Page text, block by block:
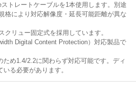
トレートケーブルを1本使用します。別途
格により対応解像度・延長可能距離が異な
クリュー固定式を採用しています。
Digital Content Protection）対応製品で
め1.4/2.2に関わらず対応可能です。ディ
る必要があります。